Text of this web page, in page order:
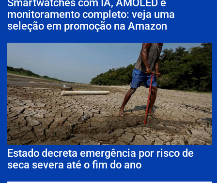
Smartwatches com IA, AMOLED e
monitoramento completo: veja uma
seleção em promoção na Amazon
Estado decreta emergência por risco de
seca severa até o fim do ano